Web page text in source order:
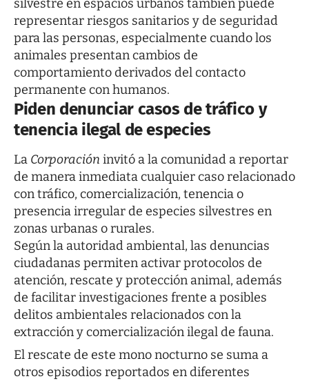
silvestre en espacios urbanos también puede
representar riesgos sanitarios y de seguridad
para las personas, especialmente cuando los
animales presentan cambios de
comportamiento derivados del contacto
permanente con humanos.
Piden denunciar casos de tráfico y
tenencia ilegal de especies
La Corporación invitó a la comunidad a reportar
de manera inmediata cualquier caso relacionado
con tráfico, comercialización, tenencia o
presencia irregular de especies silvestres en
zonas urbanas o rurales.
Según la autoridad ambiental, las denuncias
ciudadanas permiten activar protocolos de
atención, rescate y protección animal, además
de facilitar investigaciones frente a posibles
delitos ambientales relacionados con la
extracción y comercialización ilegal de fauna.
El rescate de este mono nocturno se suma a
otros episodios reportados en diferentes